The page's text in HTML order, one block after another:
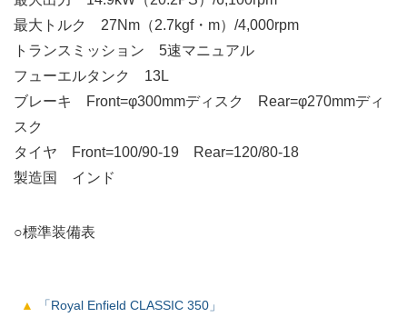
最大トルク 27Nm（2.7kgf・m）/4,000rpm
トランスミッション 5速マニュアル
フューエルタンク 13L
ブレーキ Front=φ300mmディスク Rear=φ270mmディ
スク
タイヤ Front=100/90-19 Rear=120/80-18
製造国 インド
○標準装備表
「Royal Enfield CLASSIC 350」